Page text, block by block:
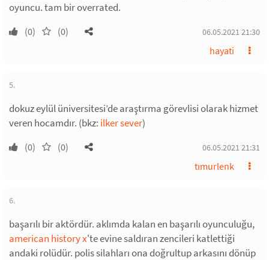
oyuncu. tam bir overrated.
(0) (0) 06.05.2021 21:30
hayati
5.
dokuz eylül üniversitesi’de araştırma görevlisi olarak hizmet
veren hocamdır. (bkz: ilker sever)
(0) (0) 06.05.2021 21:31
tımurlenk
6.
başarılı bir aktördür. aklımda kalan en başarılı oyunculuğu,
american history x'te evine saldıran zencileri katlettiği
andaki rolüdür. polis silahları ona doğrultup arkasını dönüp